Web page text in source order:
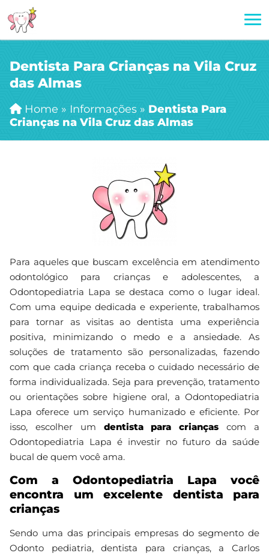
Dentista Para Crianças na Vila Cruz
das Almas
Home » Informações » Dentista Para
Crianças na Vila Cruz das Almas
Para aqueles que buscam excelência em atendimento
odontológico para crianças e adolescentes, a
Odontopediatria Lapa se destaca como o lugar ideal.
Com uma equipe dedicada e experiente, trabalhamos
para tornar as visitas ao dentista uma experiência
positiva, minimizando o medo e a ansiedade. As
soluções de tratamento são personalizadas, fazendo
com que cada criança receba o cuidado necessário de
forma individualizada. Seja para prevenção, tratamento
ou orientações sobre higiene oral, a Odontopediatria
Lapa oferece um serviço humanizado e eficiente. Por
isso, escolher um dentista para crianças com a
Odontopediatria Lapa é investir no futuro da saúde
bucal de quem você ama.
Com a Odontopediatria Lapa você
encontra um excelente dentista para
crianças
Sendo uma das principais empresas do segmento de
Odonto pediatria, dentista para crianças, a Carlos